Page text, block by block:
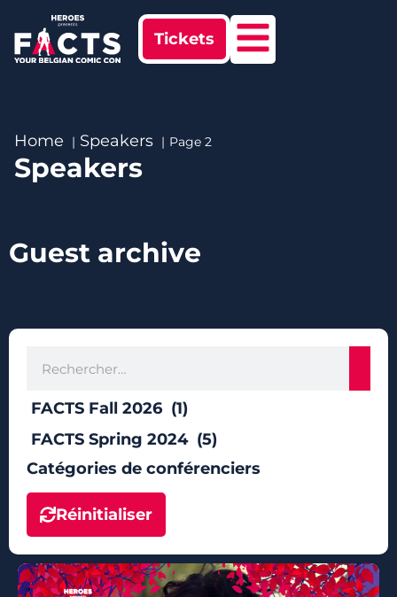
Tickets
Home Speakers Page 2
Speakers
Guest archive
FACTS Fall 2026 (1)
FACTS Spring 2024 (5)
Catégories de conférenciers
Réinitialiser